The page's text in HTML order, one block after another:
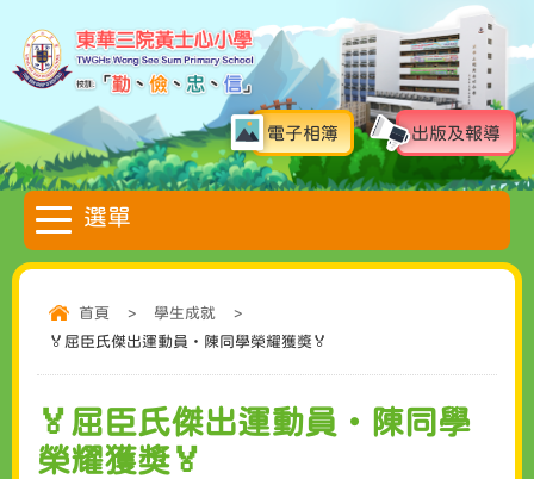
電子相簿 出版及報導
首頁 > 學生成就
>
🏅屈臣氏傑出運動員・陳同學榮耀獲獎🏅
🏅屈臣氏傑出運動員・陳同學
榮耀獲獎🏅